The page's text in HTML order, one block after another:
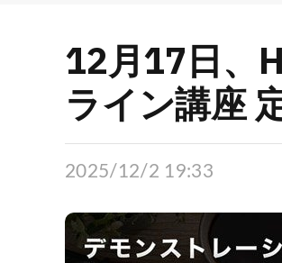
12月17日、
ライン講座
2025/12/2 19:33